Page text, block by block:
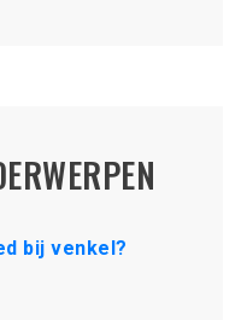
bij venkel?